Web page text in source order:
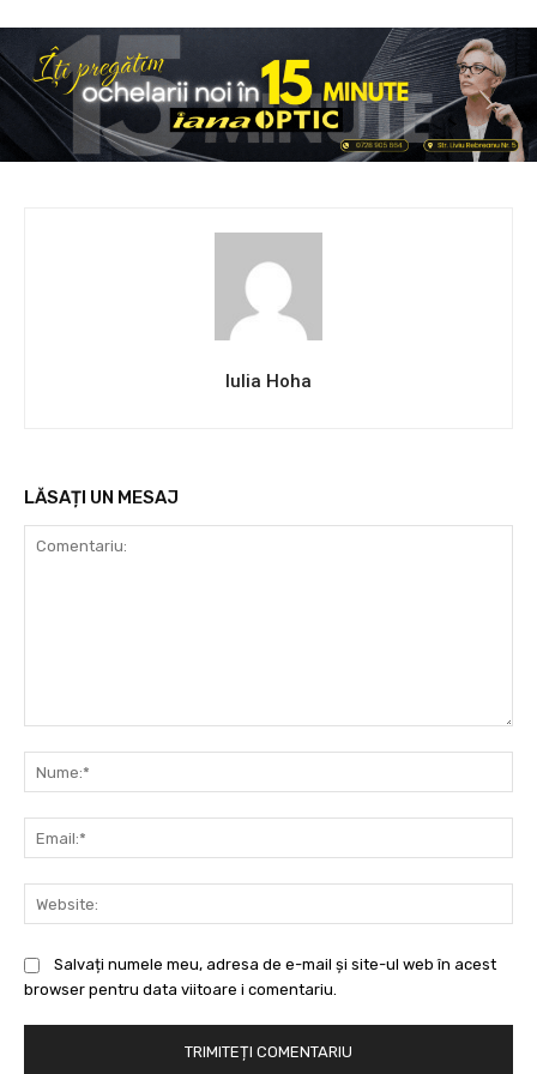
Iulia Hoha
LĂSAȚI UN MESAJ
Salvați numele meu, adresa de e-mail și site-ul web în acest
browser pentru data viitoare i comentariu.